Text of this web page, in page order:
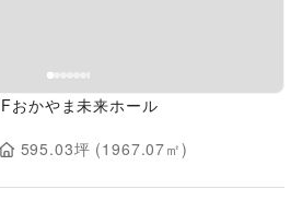
おかやま未来ホール
595.03坪 (1967.07㎡)